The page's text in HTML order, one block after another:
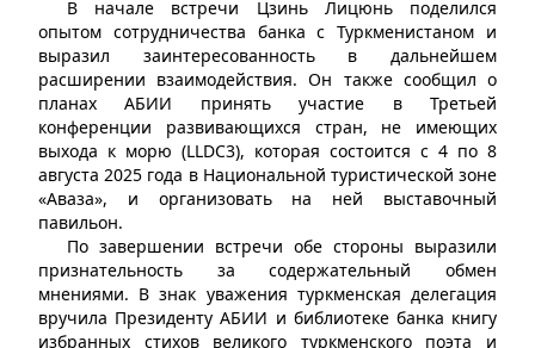
В начале встречи Цзинь Лицюнь поделился
опытом сотрудничества банка с Туркменистаном и
выразил заинтересованность в дальнейшем
расширении взаимодействия. Он также сообщил о
планах АБИИ принять участие в Третьей
конференции развивающихся стран, не имеющих
выхода к морю (LLDC3), которая состоится с 4 по 8
августа 2025 года в Национальной туристической зоне
«Аваза», и организовать на ней выставочный
павильон.
По завершении встречи обе стороны выразили
признательность за содержательный обмен
мнениями. В знак уважения туркменская делегация
вручила Президенту АБИИ и библиотеке банка книгу
избранных стихов великого туркменского поэта и